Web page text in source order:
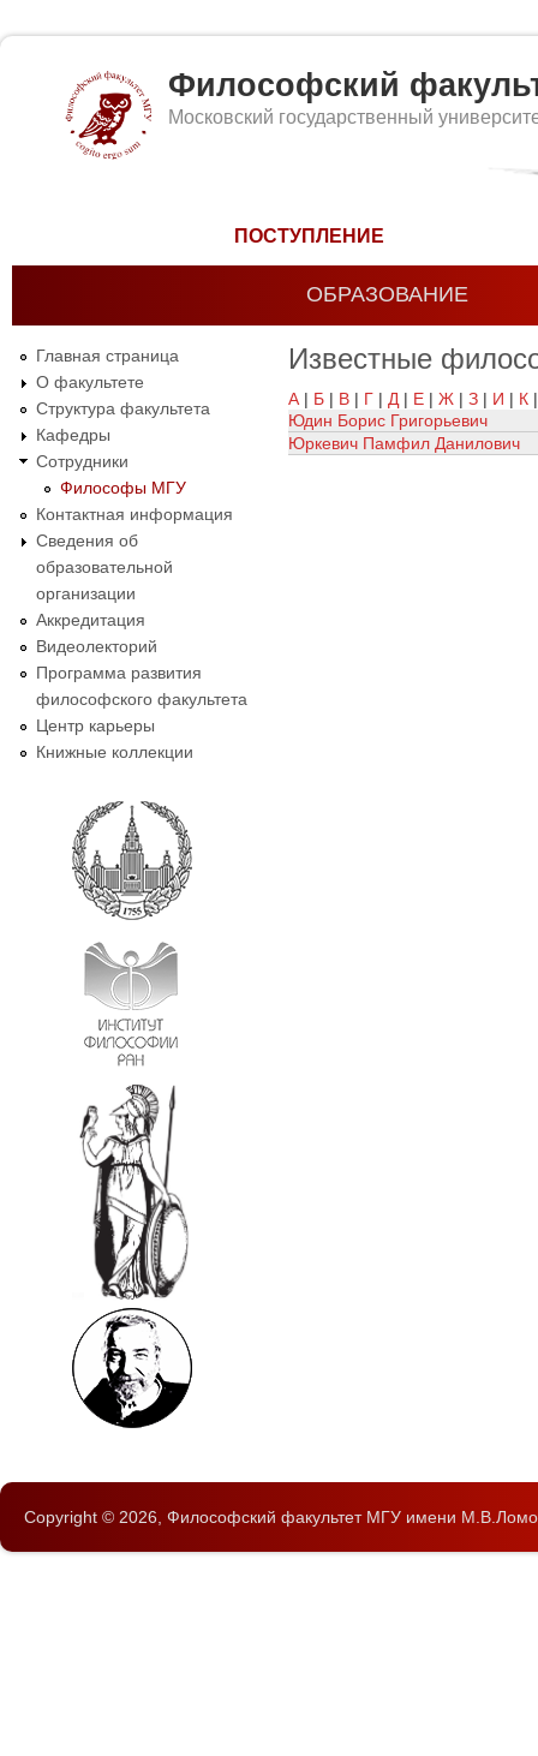
Философский
Московский государственный
ПОСТУПЛЕНИЕ
ОБРАЗОВАНИЕ
Главная страница
О факультете
Структура факультета
Кафедры
Сотрудники
Философы МГУ
Контактная информация
Сведения об
образовательной
организации
Аккредитация
Видеолекторий
Программа развития
философского факультета
Центр карьеры
Книжные коллекции
Известные
А | Б | В | Г | Д | Е | Ж | З | И | К
Юдин Борис Григорьевич
Юркевич Памфил Данилович
Copyright © 2026, Философский факультет МГУ имени